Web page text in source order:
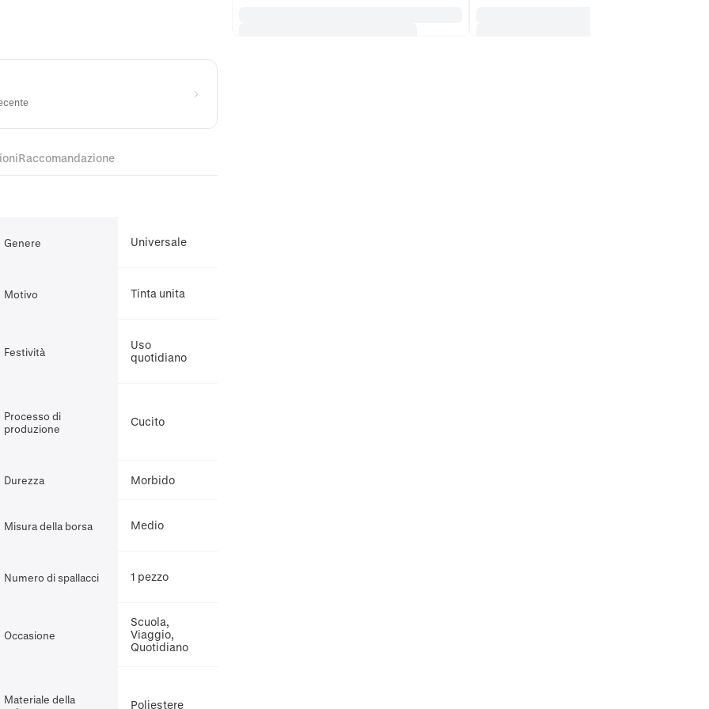
Raccomandazione
Genere Universale
Motivo Tinta unita
Festività
Uso
quotidiano
Processo di
produzione
Cucito
Durezza Morbido
Misura della borsa Medio
Numero di spallacci 1 pezzo
Occasione
Scuola,
Viaggio,
Quotidiano
Materiale della
Poliestere